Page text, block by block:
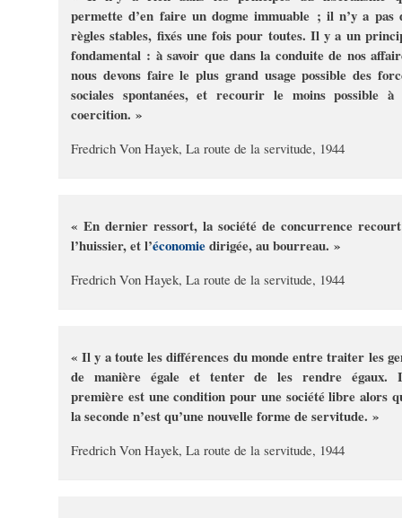
permette d’en faire un dogme immuable ; il n’y a pas
règles stables, fixés une fois pour toutes. Il y a un
fondamental : à savoir que dans la conduite de nos
nous devons faire le plus grand usage possible des
sociales spontanées, et recourir le moins possible à
coercition. »
Fredrich Von Hayek, La route de la servitude, 1944
« En dernier ressort, la société de concurrence
l’huissier, et l’économiedirigée, au bourreau. »
Fredrich Von Hayek, La route de la servitude, 1944
« Il y a toute les différences du monde entre traiter les
de manière égale et tenter de les rendre égaux.
première est une condition pour une société libre alors
la seconde n’est qu’une nouvelle forme de servitude. »
Fredrich Von Hayek, La route de la servitude, 1944